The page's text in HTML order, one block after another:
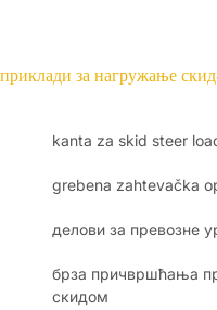
приклади за нагружање
kanta za skid steer
grebena zahtevačka
делови за превозне
брза причвршћања
скидом